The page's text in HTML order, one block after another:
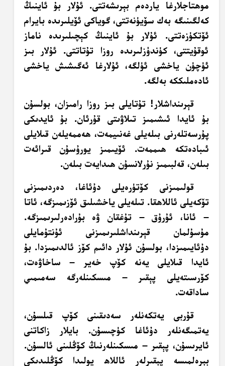
موھتاجلارغا ياردەم بېرىشەتتى. ئۇلار بۇ ئاينىڭ
كەلگىنىگە بەك سۆيۈنەتتى، گوياكى ئۆيلىرىدە بايرام
ئۆتكۈزەتتى. ئۇلار بۇ ئاينىڭ كېچىلىرىدە ناماز
ئوقۇيتتى، كۈندۈزلىرىدە روزا تۇتاتتى. ئۇلار بىز
ئۈچۈن ياخشى ئۈلگە، ئۇلارغا ئەگىشىش ياخشى
ئادەملىككە بەلگە.
قېرىنداشلار! تۇتايلى بىز روزا رامىزان، بولسۇن
بۇ ئايدا ئىشىمىز تىلاۋىتى قۇرئان. بۇ ئايدىكى
پۇرسەتلەرنى بىلەيلى غەنىيمەت، ھەممەيلەن قىلايلى
ئىبادەتكە ھىممەت. ئۆيىمىز يورۇسۇن قىرائەت
بىلەن، قەلبىمىز نۇرلانسۇن ھىدايەت بىلەن.
قولىمىزنى كۆتۈرەيلى دۇئاغا، دەردىمىزنى
تۆكەيلى ئاللاھقا. تىلەيلى ياخشىلىق ئۆزىمىزگە، ئاتا
– ئانا، ئۇرۇق – تۇغقان ۋە بۇرادەرلىرىمىزگە.
مۇسۇلمان قېرىنداشلىرىمىزنى ئۇنتۇمايلى
دۇئايىمىزدا، بولسۇن ئۇلار دائىم كۆز ئالدىمىزدا. بۇ
ئايدا قىلايلى يەنە كۆپ خەير – ساخاۋەت،
كۆرسىتەيلى پېقىر – مىسكىنلەرگە سەمىمىي
ساداقەت.
قۇربى يەتكەنلەر سەدىقىنى كۆپ قىلسۇن،
يەتمىگەنلەر دۇئاغا كۈچىسۇن. بايلار زاكاتنى
ئايرىسۇن، پېقىر – مىسكىنلەرنىڭ كۆڭلىنى ئالسۇن.
بېرەلمىسە پېقىرلەر ئاللاھ يولىدا كۆڭلىدىكى